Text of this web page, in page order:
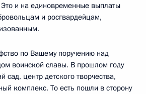
и на единовременные выплаты
и росгвардейцам,
по Вашему поручению над
воинской славы. В прошлом году
сад, центр детского творчества,
комплекс. То есть пошли в сторону